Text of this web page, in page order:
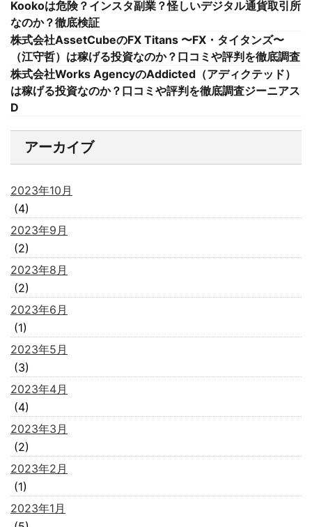
Kookoは危険？インスタ副業？怪しいデジタル通貨取引所
なのか？徹底検証
株式会社AssetCubeのFX Titans 〜FX・タイタンズ〜
（江守哲）は稼げる投資なのか？口コミや評判を徹底調査
株式会社Works AgencyのAddicted（アディクテッド）
は稼げる投資なのか？口コミや評判を徹底調査ジーニアス
D
アーカイブ
2023年10月
(4)
2023年9月
(2)
2023年8月
(2)
2023年6月
(1)
2023年5月
(3)
2023年4月
(4)
2023年3月
(2)
2023年2月
(1)
2023年1月